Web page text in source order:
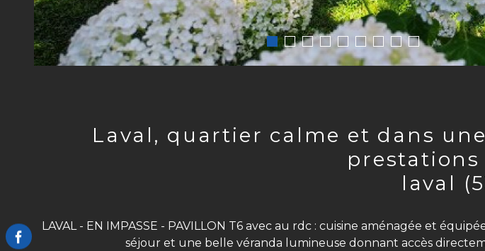
laval, quartier calme et dans une impasse, maison familiale avec
laval
LAVAL - EN IMPASSE - PAVILLON T6 avec au rdc : cuisine aménagée et
séjour et une belle véranda lumineuse donnant accès